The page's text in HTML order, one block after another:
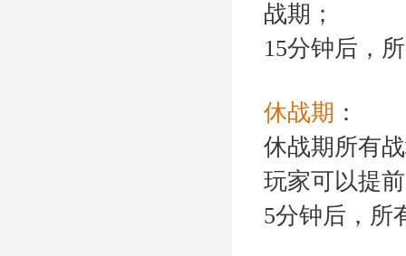
战期；
15分钟后，
休战期 ：
休战期所有
玩家可以提
5分钟后，所